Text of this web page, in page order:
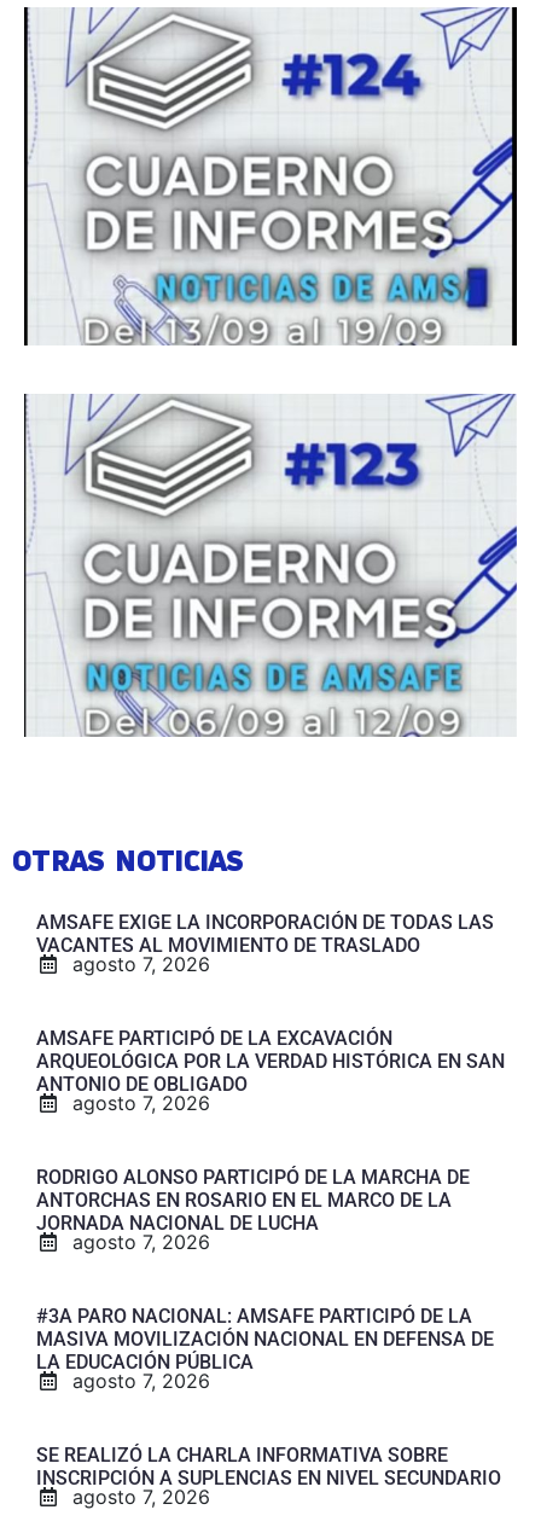
OTRAS NOTICIAS
AMSAFE EXIGE LA INCORPORACIÓN DE TODAS LAS
VACANTES AL MOVIMIENTO DE TRASLADO
agosto 7, 2026
AMSAFE PARTICIPÓ DE LA EXCAVACIÓN
ARQUEOLÓGICA POR LA VERDAD HISTÓRICA EN SAN
ANTONIO DE OBLIGADO
agosto 7, 2026
RODRIGO ALONSO PARTICIPÓ DE LA MARCHA DE
ANTORCHAS EN ROSARIO EN EL MARCO DE LA
JORNADA NACIONAL DE LUCHA
agosto 7, 2026
#3A PARO NACIONAL: AMSAFE PARTICIPÓ DE LA
MASIVA MOVILIZACIÓN NACIONAL EN DEFENSA DE
LA EDUCACIÓN PÚBLICA
agosto 7, 2026
SE REALIZÓ LA CHARLA INFORMATIVA SOBRE
INSCRIPCIÓN A SUPLENCIAS EN NIVEL SECUNDARIO
agosto 7, 2026